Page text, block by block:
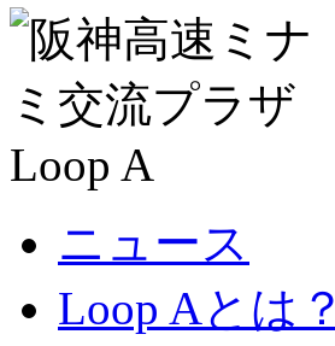
ニュース
Loop Aとは？